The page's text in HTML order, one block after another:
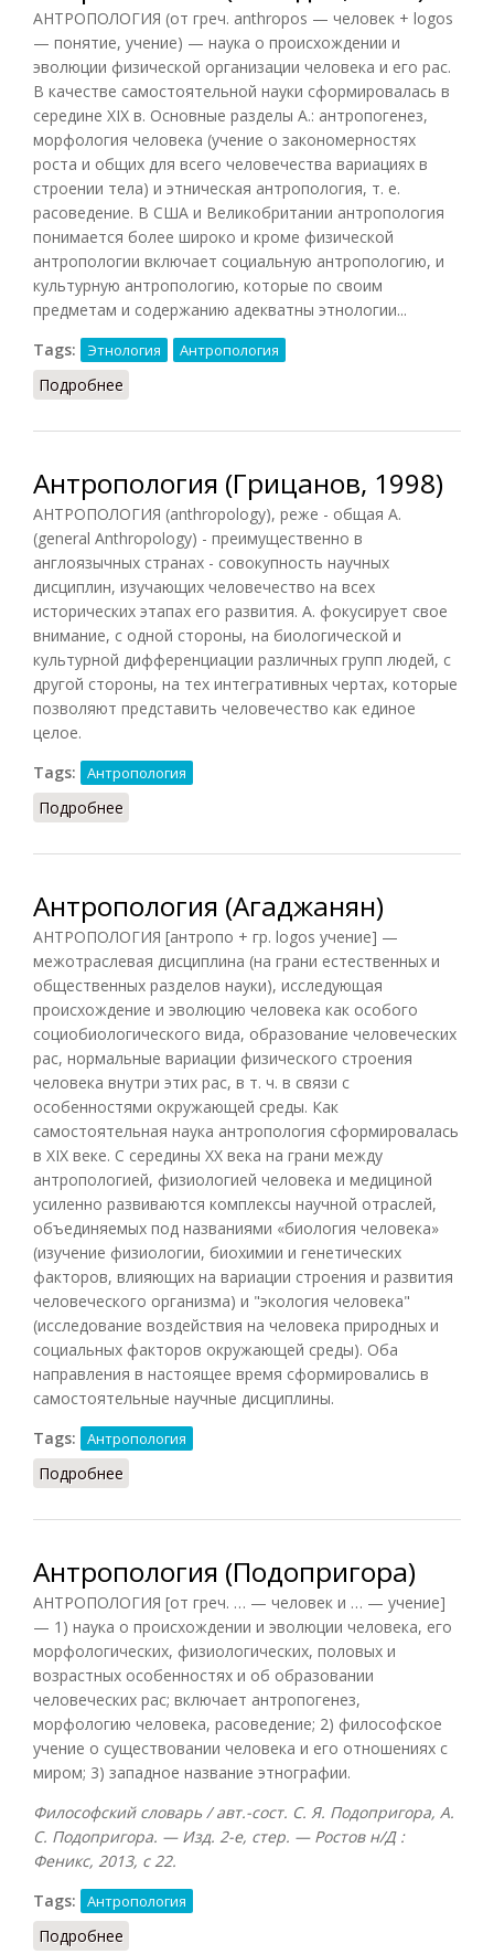
АНТРОПОЛОГИЯ (от греч. anthropos — человек + logos
— понятие, учение) — наука о происхождении и
эволюции физической организации человека и его рас.
В качестве самостоятельной науки сформировалась в
середине XIX в. Основные разделы А.: антропогенез,
морфология человека (учение о закономерностях
роста и общих для всего человечества вариациях в
строении тела) и этническая антропология, т. е.
расоведение. В США и Великобритании антропология
понимается более широко и кроме физической
антропологии включает социальную антропологию, и
культурную антропологию, которые по своим
предметам и содержанию адекватны этнологии...
Tags:
Этнология Антропология
Подробнее
Антропология (Грицанов, 1998)
АНТРОПОЛОГИЯ (anthropology), реже - общая А.
(general Anthropology) - преимущественно в
англоязычных странах - совокупность научных
дисциплин, изучающих человечество на всех
исторических этапах его развития. А. фокусирует свое
внимание, с одной стороны, на биологической и
культурной дифференциации различных групп людей, с
другой стороны, на тех интегративных чертах, которые
позволяют представить человечество как единое
целое.
Tags:
Антропология
Подробнее
Антропология (Агаджанян)
АНТРОПОЛОГИЯ [антропо + гр. logos учение] —
межотраслевая дисциплина (на грани естественных и
общественных разделов науки), исследующая
происхождение и эволюцию человека как особого
социобиологического вида, образование человеческих
рас, нормальные вариации физического строения
человека внутри этих рас, в т. ч. в связи с
особенностями окружающей среды. Как
самостоятельная наука антропология сформировалась
в XIX веке. С середины XX века на грани между
антропологией, физиологией человека и медициной
усиленно развиваются комплексы научной отраслей,
объединяемых под названиями «биология человека»
(изучение физиологии, биохимии и генетических
факторов, влияющих на вариации строения и развития
человеческого организма) и "экология человека"
(исследование воздействия на человека природных и
социальных факторов окружающей среды). Оба
направления в настоящее время сформировались в
самостоятельные научные дисциплины.
Tags:
Антропология
Подробнее
Антропология (Подопригора)
АНТРОПОЛОГИЯ [от греч. … — человек и … — учение]
— 1) наука о происхождении и эволюции человека, его
морфологических, физиологических, половых и
возрастных особенностях и об образовании
человеческих рас; включает антропогенез,
морфологию человека, расоведение; 2) философское
учение о существовании человека и его отношениях с
миром; 3) западное название этнографии.
Философский словарь / авт.-сост. С. Я. Подопригора, А.
С. Подопригора. — Изд. 2-е, стер. — Ростов н/Д :
Феникс, 2013, с 22.
Tags:
Антропология
Подробнее